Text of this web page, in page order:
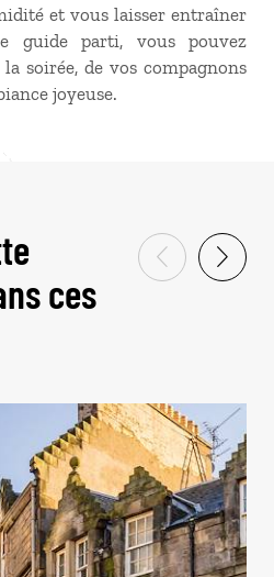
et vous laisser entraîner
guide parti, vous pouvez
soirée, de vos compagnons
joyeuse.
ces